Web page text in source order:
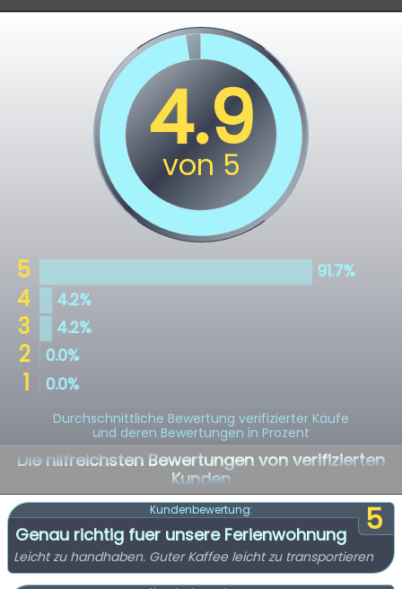
Durchschnittliche Bewertung verifizierter Käufe
und deren Bewertungen in Prozent
Die hilfreichsten Bewertungen von verifizierten
Kunden
5
Kundenbewertung:
Genau richtig fuer unsere Ferienwohnung
Leicht zu handhaben. Guter Kaffee leicht zu transportieren